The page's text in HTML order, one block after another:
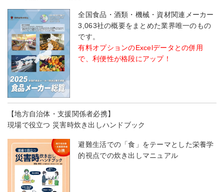
全国食品・酒類・機械・資材関連メーカー
3,063社の概要をまとめた業界唯一のもの
です。
有料オプションのExcelデータとの併用
で、利便性が格段にアップ！
【地方自治体・支援関係者必携】
現場で役立つ 災害時炊き出しハンドブック
避難生活での「食」をテーマとした栄養学
的視点での炊き出しマニュアル